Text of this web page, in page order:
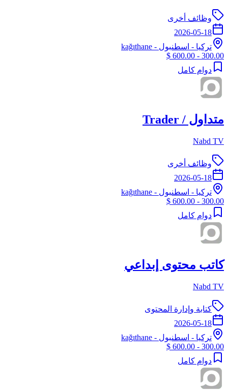
وظائف أخرى
2026-05-18
تركيا - اسطنبول - kağıthane
300.00 - 600.00 $
دوام كامل
متداول / Trader
Nabd TV
وظائف أخرى
2026-05-18
تركيا - اسطنبول - kağıthane
300.00 - 600.00 $
دوام كامل
كاتب محتوى إبداعي
Nabd TV
كتابة وإدارة المحتوى
2026-05-18
تركيا - اسطنبول - kağıthane
300.00 - 600.00 $
دوام كامل